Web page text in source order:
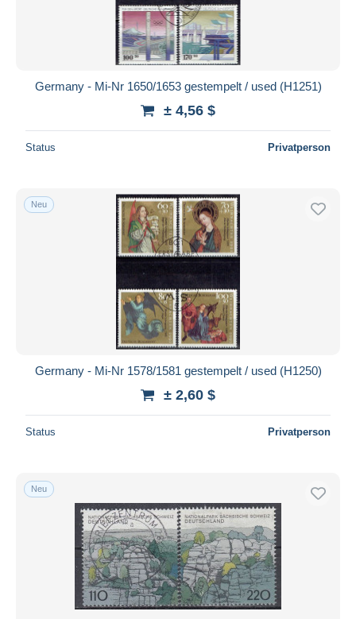
Germany - Mi-Nr 1650/1653 gestempelt / used (H1251)
± 4,56 $
Status Privatperson
Neu
Germany - Mi-Nr 1578/1581 gestempelt / used (H1250)
± 2,60 $
Status Privatperson
Neu